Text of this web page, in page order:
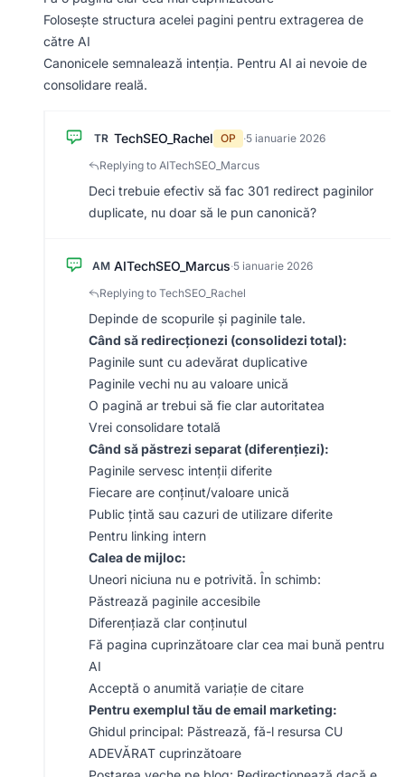
Folosește structura acelei pagini pentru extragerea de
către AI
Canonicele semnalează intenția. Pentru AI ai nevoie de
consolidare reală.
TR TechSEO_Rachel OP ·5 ianuarie 2026
Replying to AITechSEO_Marcus
Deci trebuie efectiv să fac 301 redirect paginilor
duplicate, nu doar să le pun canonică?
AM AITechSEO_Marcus·5 ianuarie 2026
Replying to TechSEO_Rachel
Depinde de scopurile și paginile tale.
Când să redirecționezi (consolidezi total):
Paginile sunt cu adevărat duplicative
Paginile vechi nu au valoare unică
O pagină ar trebui să fie clar autoritatea
Vrei consolidare totală
Când să păstrezi separat (diferențiezi):
Paginile servesc intenții diferite
Fiecare are conținut/valoare unică
Public țintă sau cazuri de utilizare diferite
Pentru linking intern
Calea de mijloc:
Uneori niciuna nu e potrivită. În schimb:
Păstrează paginile accesibile
Diferențiază clar conținutul
Fă pagina cuprinzătoare clar cea mai bună pentru
AI
Acceptă o anumită variație de citare
Pentru exemplul tău de email marketing:
Ghidul principal: Păstrează, fă-l resursa CU
ADEVĂRAT cuprinzătoare